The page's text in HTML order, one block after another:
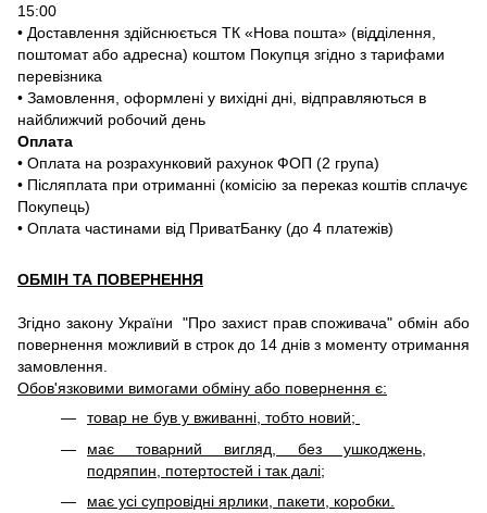
15:00
• Доставлення здійснюється ТК «Нова пошта» (відділення,
поштомат або адресна) коштом Покупця згідно з тарифами
перевізника
• Замовлення, оформлені у вихідні дні, відправляються в
найближчий робочий день
Оплата
• Оплата на розрахунковий рахунок ФОП (2 група)
• Післяплата при отриманні (комісію за переказ коштів сплачує
Покупець)
• Оплата частинами від ПриватБанку (до 4 платежів)
ОБМІН ТА ПОВЕРНЕННЯ
Згідно закону України "Про захист прав споживача" обмін або
повернення можливий в строк до 14 днів з моменту отримання
замовлення.
Обов'язковими вимогами обміну або повернення є:
товар не був у вживанні, тобто новий;
має товарний вигляд, без ушкоджень,
подряпин, потертостей і так далі;
має усі супровідні ярлики, пакети, коробки.